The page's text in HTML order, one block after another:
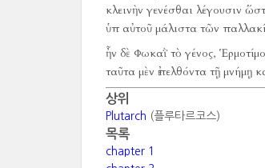
κλεινὴν γενέσθαι λέγουσιν
ὑπ αὐτοῦ μάλιστα τῶν
ἦν δὲ Φωκαῒ τὸ γένος,
ταῦτα μὲν ἐπελθόντα τῇ
상위
Plutarch (플루타르코스)
목록
chapter 1